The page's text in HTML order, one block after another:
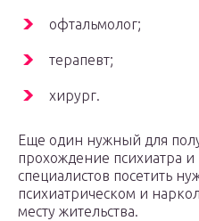
офтальмолог;
терапевт;
хирург.
Еще один нужный для
прохождение психиатра
специалистов посетить
психиатрическом и
месту жительства.